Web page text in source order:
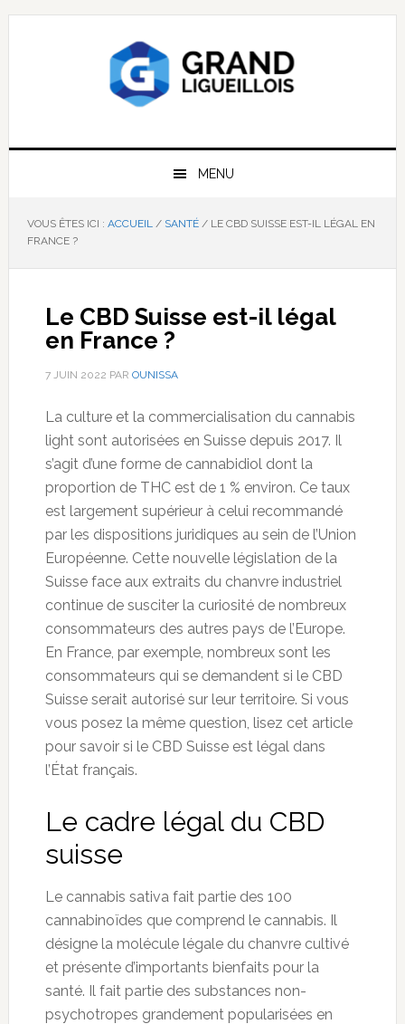
Passer
Passer
Passer
MENU
VOUS ÊTES ICI : ACCUEIL / SANTÉ /LE CBD SUISSE EST-IL LÉGAL EN
FRANCE ?
Le CBD Suisse est-il légal
en France ?
7 JUIN 2022 PAR OUNISSA
La culture et la commercialisation du cannabis
light sont autorisées en Suisse depuis 2017. Il
s’agit d’une forme de cannabidiol dont la
proportion de THC est de 1 % environ. Ce taux
est largement supérieur à celui recommandé
par les dispositions juridiques au sein de l’Union
Européenne. Cette nouvelle législation de la
Suisse face aux extraits du chanvre industriel
continue de susciter la curiosité de nombreux
consommateurs des autres pays de l’Europe.
En France, par exemple, nombreux sont les
consommateurs qui se demandent si le CBD
Suisse serait autorisé sur leur territoire. Si vous
vous posez la même question, lisez cet article
pour savoir si le CBD Suisse est légal dans
l’État français.
Le cadre légal du CBD
suisse
Le cannabis sativa fait partie des 100
cannabinoïdes que comprend le cannabis. Il
désigne la molécule légale du chanvre cultivé
et présente d’importants bienfaits pour la
santé. Il fait partie des substances non-
psychotropes grandement popularisées en